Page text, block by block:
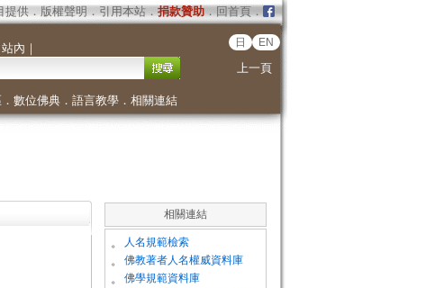
提供． 版權聲明 ． 引用本站． 捐款贊助．回首頁．
站內 ｜ 日 EN
上一頁
． 數位佛典． 語言教學． 相關連結
相關連結
。 人名規範檢索
。 佛教著者人名權威資料庫
。 佛學規範資料庫